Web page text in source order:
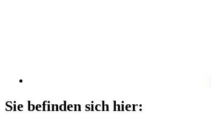
Sie befinden sich hier: